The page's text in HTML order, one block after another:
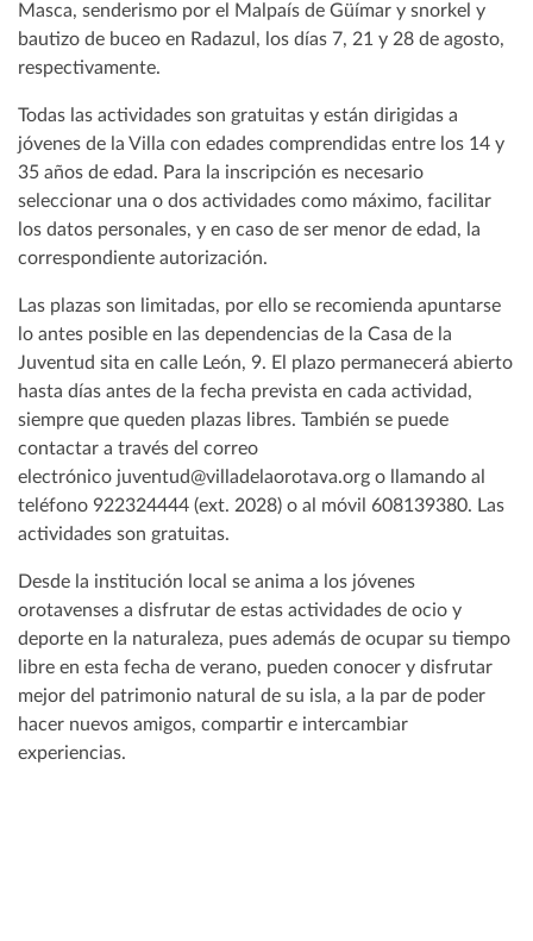
Masca, senderismo por el Malpaís de Güímar y snorkel y
bautizo de buceo en Radazul, los días 7, 21 y 28 de agosto,
respectivamente.
Todas las actividades son gratuitas y están dirigidas a
jóvenes de la Villa con edades comprendidas entre los 14 y
35 años de edad. Para la inscripción es necesario
seleccionar una o dos actividades como máximo, facilitar
los datos personales, y en caso de ser menor de edad, la
correspondiente autorización.
Las plazas son limitadas, por ello se recomienda apuntarse
lo antes posible en las dependencias de la Casa de la
Juventud sita en calle León, 9. El plazo permanecerá abierto
hasta días antes de la fecha prevista en cada actividad,
siempre que queden plazas libres. También se puede
contactar a través del correo
electrónico juventud@villadelaorotava.org o llamando al
teléfono 922324444 (ext. 2028) o al móvil 608139380. Las
actividades son gratuitas.
Desde la institución local se anima a los jóvenes
orotavenses a disfrutar de estas actividades de ocio y
deporte en la naturaleza, pues además de ocupar su tiempo
libre en esta fecha de verano, pueden conocer y disfrutar
mejor del patrimonio natural de su isla, a la par de poder
hacer nuevos amigos, compartir e intercambiar
experiencias.